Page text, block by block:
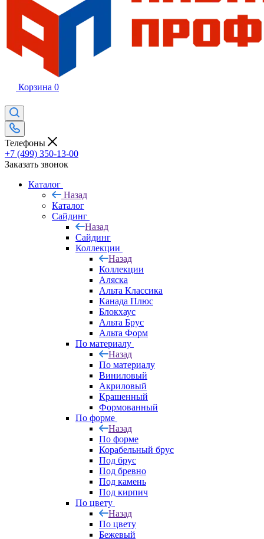
Корзина 0
Телефоны
+7 (499) 350-13-00
Заказать звонок
Каталог
Назад
Каталог
Сайдинг
Назад
Сайдинг
Коллекции
Назад
Коллекции
Аляска
Альта Классика
Канада Плюс
Блокхаус
Альта Брус
Альта Форм
По материалу
Назад
По материалу
Виниловый
Акриловый
Крашенный
Формованный
По форме
Назад
По форме
Корабельный брус
Под брус
Под бревно
Под камень
Под кирпич
По цвету
Назад
По цвету
Бежевый